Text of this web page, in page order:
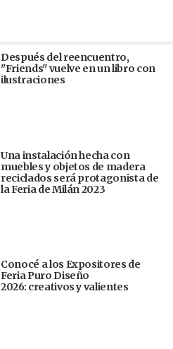
Después del reencuentro,
"Friends" vuelve en un libro con
ilustraciones
Una instalación hecha con
muebles y objetos de madera
reciclados será protagonista de
la Feria de Milán 2023
Conocé a los Expositores de
Feria Puro Diseño
2026: creativos y valientes